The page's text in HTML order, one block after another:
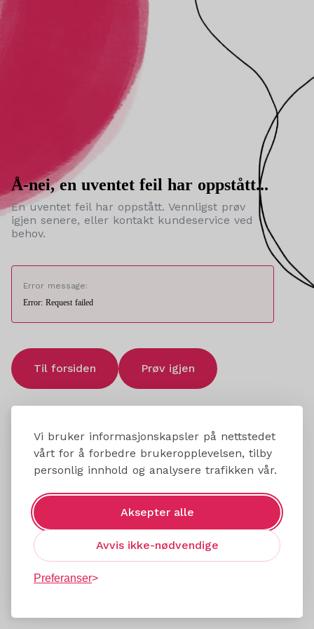
Vi bruker informasjonskapsler på nettstedet
vårt for å forbedre brukeropplevelsen, tilby
personlig innhold og analysere trafikken vår.
Aksepter alle
Avvis ikke-nødvendige
Preferanser
Å-nei, en uventet feil har oppstått...
En uventet feil har oppstått. Vennligst prøv
igjen senere, eller kontakt kundeservice ved
behov.
Error message:
Error: Request failed
Til forsiden Prøv igjen